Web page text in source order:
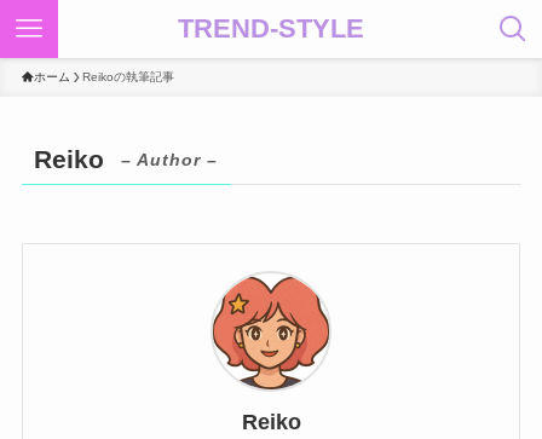
TREND-STYLE
ホーム Reikoの執筆記事
Reiko – Author –
Reiko